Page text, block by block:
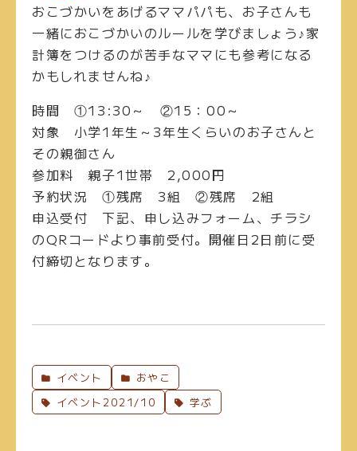
おこづかいをあげるママパパも、お子さんも
一緒におこづかいのルールを学びましょう♪家
計簿をつけるのが苦手なママにも参考になる
かもしれませんね♪
時間 ①13:30～ ②15：00～
対象 小学1年生～3年生くらいのお子さんと
その親御さん
参加料 親子1世帯 2,000円
予約状況
①残席 3組 ②残席 2組
申込受付 下記、申し込みフォーム、チラシ
のQRコードより事前受付。開催日2日前に受
付締切となります。
イベント
おやこ
イベント2021/10
学ぶ